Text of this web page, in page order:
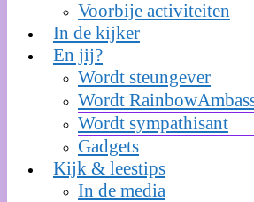
Voorbije activiteiten
In de kijker
En jij?
Wordt steungever
Wordt
Wordt sympathisant
Gadgets
Kijk & leestips
In de media